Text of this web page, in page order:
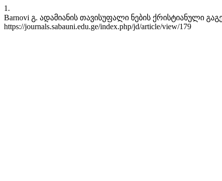
1.
Barnovi გ. ადამიანის თავისუფალი ნების ქრისტიანული
https://journals.sabauni.edu.ge/index.php/jd/article/view/179